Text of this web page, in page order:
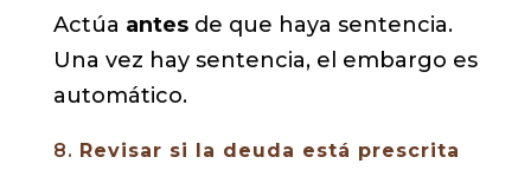
Actúa antesde que haya sentencia.
Una vez hay sentencia, el embargo es
automático.
8. Revisar si la deuda está prescrita